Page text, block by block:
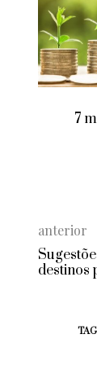
7
anterior
destinos